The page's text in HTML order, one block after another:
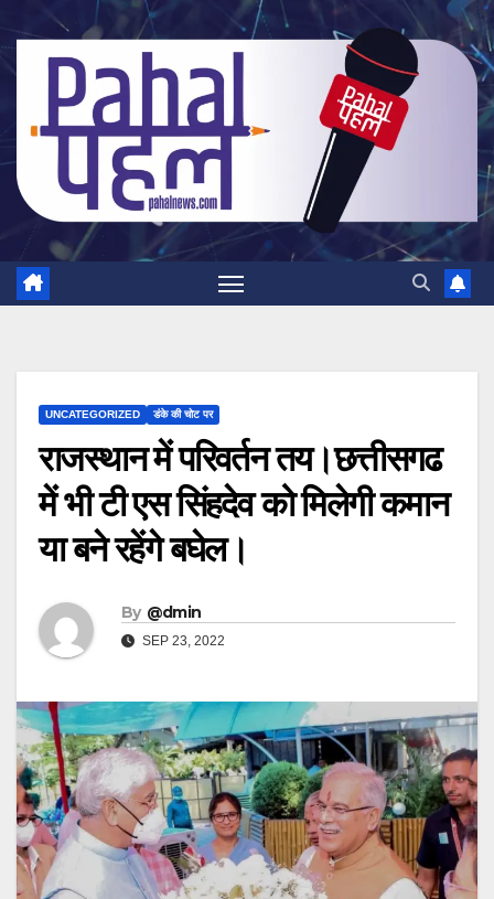
to
UNCATEGORIZED डंके की चोट पर
राजस्थान में परिवर्तन तय।छत्तीसगढ
में भी टी एस सिंहदेव को मिलेगी कमान
या बने रहेंगे बघेल।
By @dmin
SEP 23, 2022